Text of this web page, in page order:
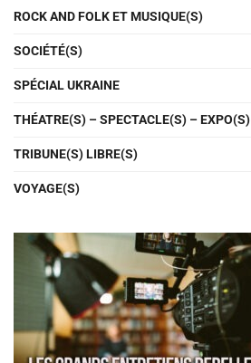
ROCK AND FOLK ET MUSIQUE(S)
SOCIÉTÉ(S)
SPÉCIAL UKRAINE
THÉATRE(S) – SPECTACLE(S) – EXPO(S)
TRIBUNE(S) LIBRE(S)
VOYAGE(S)